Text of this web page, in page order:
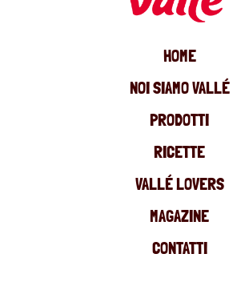
HOME
NOI SIAMO VALLÉ
PRODOTTI
RICETTE
VALLÉ LOVERS
MAGAZINE
CONTATTI